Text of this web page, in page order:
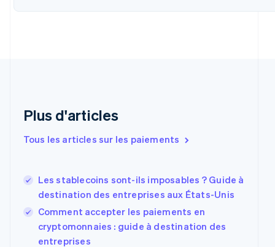
Plus d'articles
Tous les articles sur les paiements
Les stablecoins sont-ils imposables ? Guide à
destination des entreprises aux États-Unis
Comment accepter les paiements en
cryptomonnaies : guide à destination des
entreprises
Espagne
Estonie
EnglishEspañol简体中文
Finlande
France
Français English
Gibraltar